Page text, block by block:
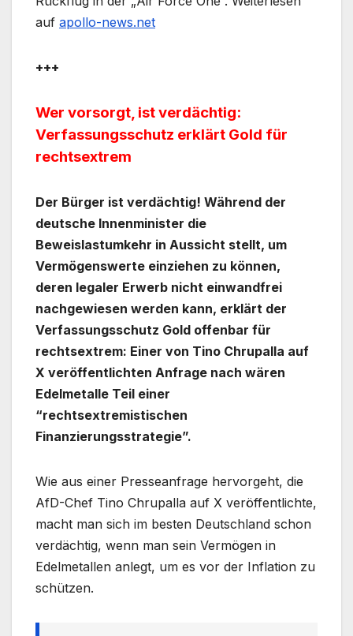
auf apollo-news.net
+++
Wer vorsorgt, ist verdächtig:
Verfassungsschutz erklärt Gold für
rechtsextrem
Der Bürger ist verdächtig! Während der
deutsche Innenminister die
Beweislastumkehr in Aussicht stellt, um
Vermögenswerte einziehen zu können,
deren legaler Erwerb nicht einwandfrei
nachgewiesen werden kann, erklärt der
Verfassungsschutz Gold offenbar für
rechtsextrem: Einer von Tino Chrupalla auf
X veröffentlichten Anfrage nach wären
Edelmetalle Teil einer
“rechtsextremistischen
Finanzierungsstrategie”.
Wie aus einer Presseanfrage hervorgeht, die
AfD-Chef Tino Chrupalla auf X veröffentlichte,
macht man sich im besten Deutschland schon
verdächtig, wenn man sein Vermögen in
Edelmetallen anlegt, um es vor der Inflation zu
schützen.